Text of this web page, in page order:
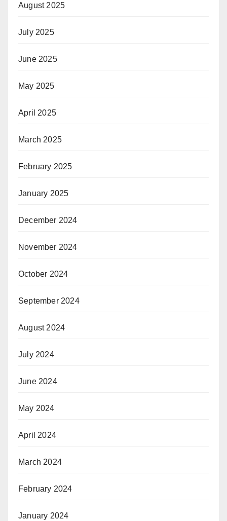
August 2025
July 2025
June 2025
May 2025
April 2025
March 2025
February 2025
January 2025
December 2024
November 2024
October 2024
September 2024
August 2024
July 2024
June 2024
May 2024
April 2024
March 2024
February 2024
January 2024